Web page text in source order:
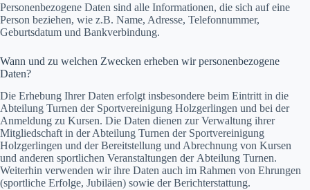
Personenbezogene Daten sind alle Informationen, die sich auf eine
Person beziehen, wie z.B. Name, Adresse, Telefonnummer,
Geburtsdatum und Bankverbindung.
Wann und zu welchen Zwecken erheben wir personenbezogene
Daten?
Die Erhebung Ihrer Daten erfolgt insbesondere beim Eintritt in die
Abteilung Turnen der Sportvereinigung Holzgerlingen und bei der
Anmeldung zu Kursen. Die Daten dienen zur Verwaltung ihrer
Mitgliedschaft in der Abteilung Turnen der Sportvereinigung
Holzgerlingen und der Bereitstellung und Abrechnung von Kursen
und anderen sportlichen Veranstaltungen der Abteilung Turnen.
Weiterhin verwenden wir ihre Daten auch im Rahmen von Ehrungen
(sportliche Erfolge, Jubiläen) sowie der Berichterstattung.